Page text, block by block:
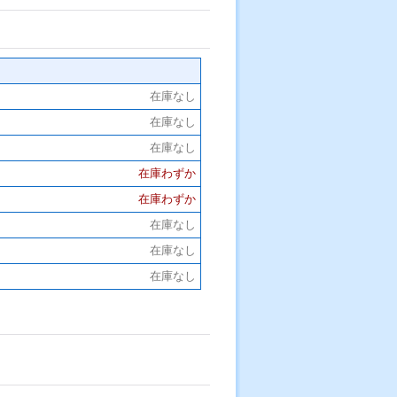
在庫なし
在庫なし
在庫なし
在庫わずか
在庫わずか
在庫なし
在庫なし
在庫なし